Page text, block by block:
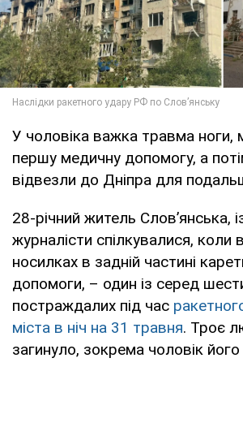
У чоловіка важка травма ноги,
першу медичну допомогу, а
відвезли до Дніпра для
28-річний житель Слов’янська,
журналісти спілкувалися, коли
носилках в задній частині
допомоги, – один із серед
постраждалих під час
міста в ніч на 31 травня. Троє
загинуло, зокрема чоловік